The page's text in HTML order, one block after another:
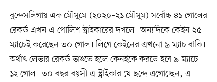
বুন্দেসলিগায় এক মৌসুমে (২০২০–২১ মৌসুম) সর্বোচ্চ ৪১ গোলের
রেকর্ড এখন এ পোলিশ স্ট্রাইকারের দখলে। অন্যদিকে কেইন ২৫
ম্যাচেই করেছেন ৩০ গোল। লিগে কেইনের এখনো ৯ ম্যাচ বাকি।
অর্থাৎ লেভার রেকর্ড ভাঙতে হলে কেনইকে করতে হবে ৯ ম্যাচে
১২ গোল। ৩০ বছর বয়সী এ স্ট্রাইকার যে ছন্দে এগোচ্ছেন, এ